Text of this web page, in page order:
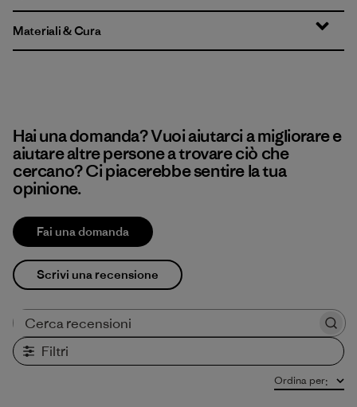
Materiali & Cura
Hai una domanda? Vuoi aiutarci a migliorare e
aiutare altre persone a trovare ciò che
cercano? Ci piacerebbe sentire la tua
opinione.
Fai una domanda
Scrivi una recensione
Filtri
Ordina per: